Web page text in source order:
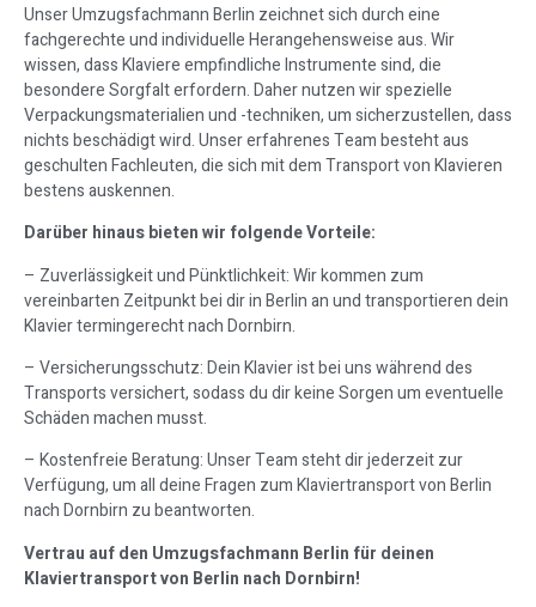
Unser Umzugsfachmann Berlin zeichnet sich durch eine
fachgerechte und individuelle Herangehensweise aus. Wir
wissen, dass Klaviere empfindliche Instrumente sind, die
besondere Sorgfalt erfordern. Daher nutzen wir spezielle
Verpackungsmaterialien und -techniken, um sicherzustellen, dass
nichts beschädigt wird. Unser erfahrenes Team besteht aus
geschulten Fachleuten, die sich mit dem Transport von Klavieren
bestens auskennen.
Darüber hinaus bieten wir folgende Vorteile:
– Zuverlässigkeit und Pünktlichkeit: Wir kommen zum
vereinbarten Zeitpunkt bei dir in Berlin an und transportieren dein
Klavier termingerecht nach Dornbirn.
– Versicherungsschutz: Dein Klavier ist bei uns während des
Transports versichert, sodass du dir keine Sorgen um eventuelle
Schäden machen musst.
– Kostenfreie Beratung: Unser Team steht dir jederzeit zur
Verfügung, um all deine Fragen zum Klaviertransport von Berlin
nach Dornbirn zu beantworten.
Vertrau auf den Umzugsfachmann Berlin für deinen
Klaviertransport von Berlin nach Dornbirn!